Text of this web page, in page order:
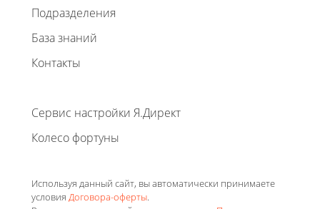
Подразделения
База знаний
Контакты
Сервис настройки Я.Директ
Колесо фортуны
Используя данный сайт, вы автоматически принимаете
условия Договора-оферты.